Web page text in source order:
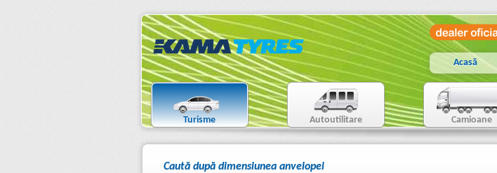
Acasă
Turisme Autoutilitare Camioane
Caută după dimensiunea anvelopei